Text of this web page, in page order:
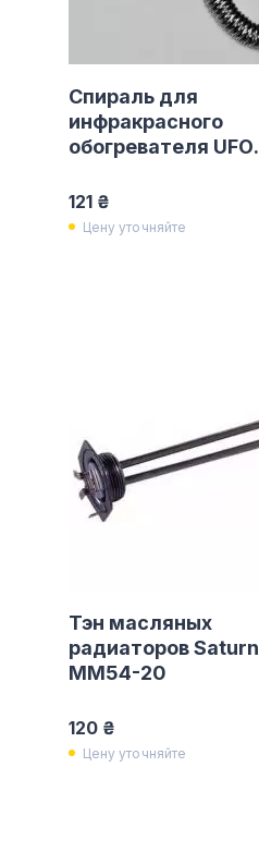
Спираль для
инфракрасного
обогревателя UFO
121 ₴
Цену уточняйте
Тэн масляных
радиаторов Saturn
MM54-20
120 ₴
Цену уточняйте